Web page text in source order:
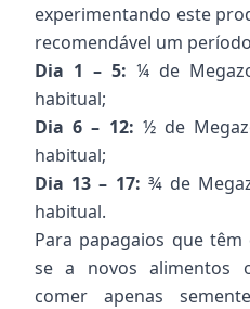
experimentando este
recomendável um
Dia 1 – 5: ¼ de
habitual;
Dia 6 – 12: ½ de
habitual;
Dia 13 – 17: ¾ de
habitual.
Para papagaios que
se a novos alimentos
comer apenas